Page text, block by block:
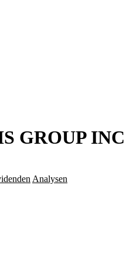
GROUP INC
Analysen